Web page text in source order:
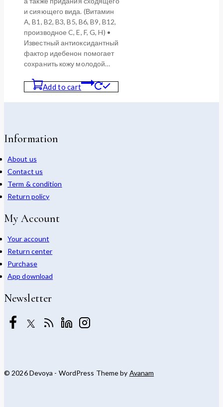
и сияющего вида. (Витамин
A, B1, B2, B3, B5, B6, B9, B12,
производное C, E, F, G, H) •
Известный антиоксидантный
фактор идебенон помогает
сохранить кожу молодой…
Add to cart
Information
About us
Contact us
Term & condition
Return policy
My Account
Your account
Return center
Purchase
App download
Newsletter
© 2026 Devoya - WordPress Theme by Avanam